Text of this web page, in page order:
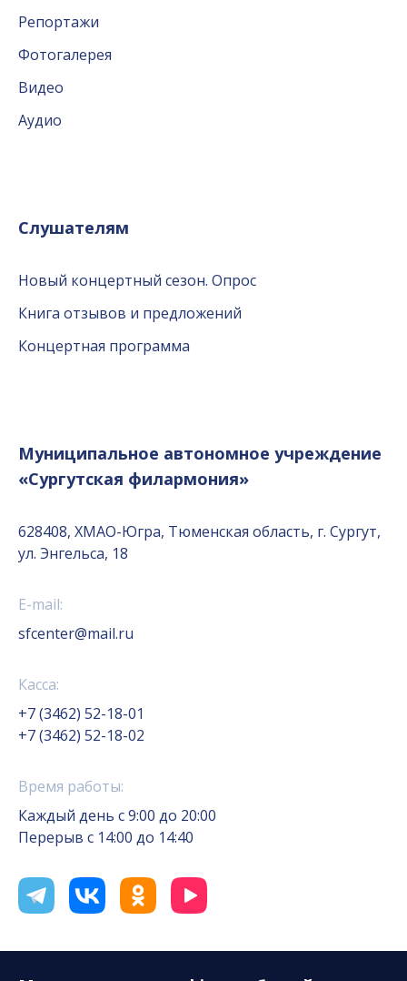
Репортажи
Фотогалерея
Видео
Аудио
Слушателям
Новый концертный сезон. Опрос
Книга отзывов и предложений
Концертная программа
Муниципальное автономное учреждение
«Сургутская филармония»
628408, ХМАО-Югра, Тюменская область, г. Сургут,
ул. Энгельса, 18
E-mail:
sfcenter@mail.ru
Касса:
+7 (3462) 52-18-01
+7 (3462) 52-18-02
Время работы:
Каждый день с 9:00 до 20:00
Перерыв с 14:00 до 14:40